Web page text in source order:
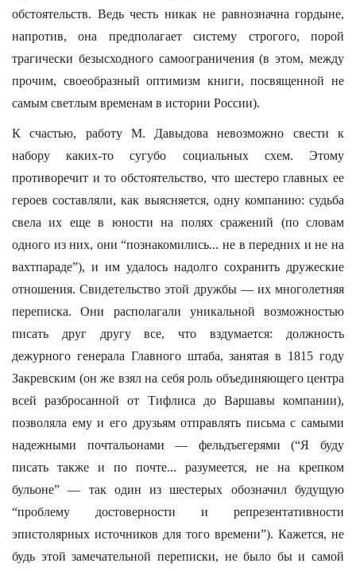
обстоятельств. Ведь честь никак не равнозначна гордыне,
напротив, она предполагает систему строгого, порой
трагически безысходного самоограничения (в этом, между
прочим, своеобразный оптимизм книги, посвященной не
самым светлым временам в истории России).
К счастью, работу М. Давыдова невозможно свести к
набору каких-то сугубо социальных схем. Этому
противоречит и то обстоятельство, что шестеро главных ее
героев составляли, как выясняется, одну компанию: судьба
свела их еще в юности на полях сражений (по словам
одного из них, они “познакомились... не в передних и не на
вахтпараде”), и им удалось надолго сохранить дружеские
отношения. Свидетельство этой дружбы — их многолетняя
переписка. Они располагали уникальной возможностью
писать друг другу все, что вздумается: должность
дежурного генерала Главного штаба, занятая в 1815 году
Закревским (он же взял на себя роль объединяющего центра
всей разбросанной от Тифлиса до Варшавы компании),
позволяла ему и его друзьям отправлять письма с самыми
надежными почтальонами — фельдъегерями (“Я буду
писать также и по почте... разумеется, не на крепком
бульоне” — так один из шестерых обозначил будущую
“проблему достоверности и репрезентативности
эпистолярных источников для того времени”). Кажется, не
будь этой замечательной переписки, не было бы и самой